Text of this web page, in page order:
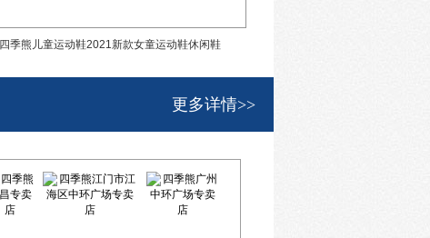
四季熊儿童运动鞋2021新款女童运动鞋休闲鞋
更多详情>>